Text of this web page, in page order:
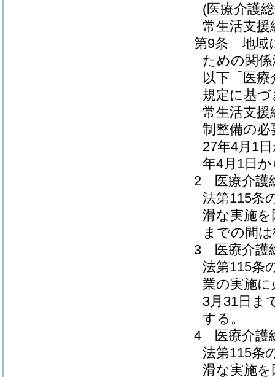
(医療介護
常生活支援
第9条
地域
ための関
以下「医
規定に基
常生活支
制整備の
27年4月1
年4月1日
2
医療介護
法第115条
滑な実施を
までの間
3
医療介護
法第115条
業の実施に
3月31日ま
する。
4
医療介護
法第115条
滑な実施を